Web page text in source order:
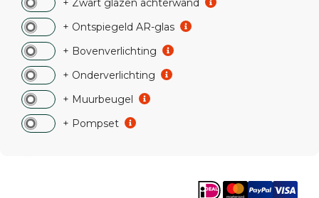
+ Zwart glazen achterwand
+ Ontspiegeld AR-glas
+ Bovenverlichting
+ Onderverlichting
+ Muurbeugel
+ Pompset